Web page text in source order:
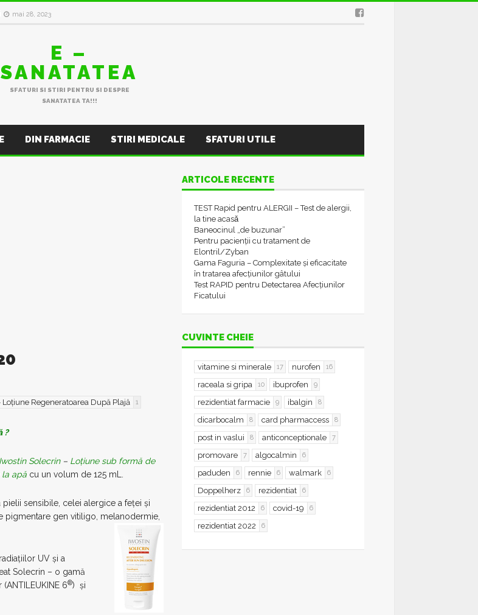
ianuarie 11, 2023
E –
SANATATEA
SFATURI SI STIRI PENTRU SI DESPRE
SANATATEA TA!!!
DIN FARMACIE STIRI MEDICALE SFATURI UTILE
Regeneratoarea După Plajă 1
?
Iwostin Solecrin– Loțiune sub formă de
apă cu un volum de 125 mL.
sensibile, celei alergice a feței și
gen vitiligo, melanodermie,
UV şi a
Solecrin – o gamă
6®) şi
ARTICOLE RECENTE
TEST Rapid pentru ALERGII – Test de alergii,
la tine acasǎ
Baneocinul „de buzunar”
Pentru pacienții cu tratament de
Elontril/Zyban
Gama Faguria – Complexitate și eficacitate
în tratarea afecțiunilor gâtului
Test RAPID pentru Detectarea Afecțiunilor
Ficatului
CUVINTE CHEIE
vitamine si minerale 17 nurofen 16
raceala si gripa 10 ibuprofen 9
rezidentiat farmacie 9 ibalgin 8
dicarbocalm 8 card pharmaccess 8
post in vaslui 8 anticonceptionale 7
promovare 7 algocalmin 6
paduden 6 rennie 6 walmark 6
Doppelherz 6 rezidentiat 6
rezidentiat 2012 6 covid-19 6
rezidentiat 2022 6